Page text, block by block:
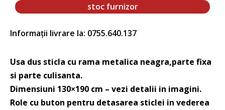
stoc furnizor
Informații livrare la: 0755.640.137
Usa dus sticla cu rama metalica neagra,parte fixa
si parte culisanta.
Dimensiuni 130×190 cm – vezi detalii in imagini.
Role cu buton pentru detasarea sticlei in vederea